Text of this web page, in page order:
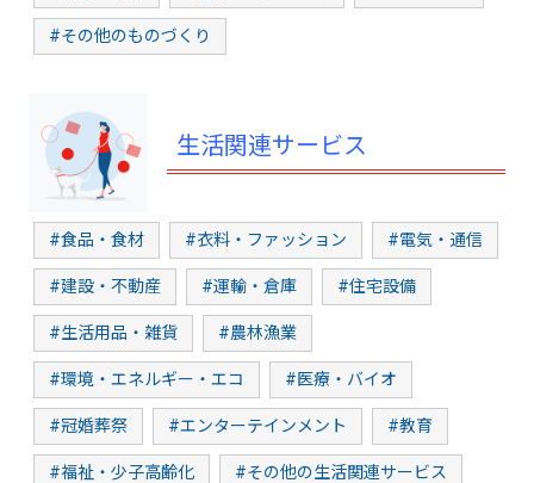
#その他のものづくり
生活関連サービス
#食品・食材 #衣料・ファッション #電気・通信
#建設・不動産 #運輸・倉庫 #住宅設備
#生活用品・雑貨 #農林漁業
#環境・エネルギー・エコ #医療・バイオ
#冠婚葬祭 #エンターテインメント #教育
#福祉・少子高齢化 #その他の生活関連サービス